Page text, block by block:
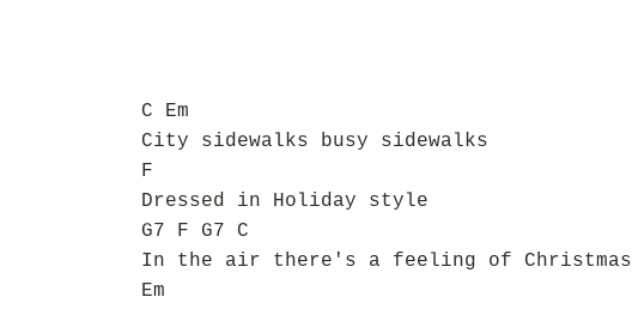
C Em
City sidewalks busy sidewalks
F
Dressed in Holiday style
G7 F G7 C
In the air there's a feeling of Christmas
Em